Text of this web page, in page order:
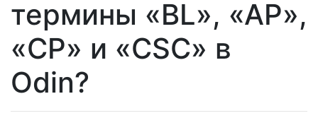
термины «BL», «AP»,
«CP» и «CSC» в
Odin?